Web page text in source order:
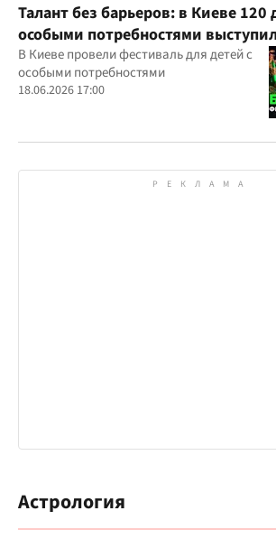
Талант без барьеров: в Киеве 120
особыми потребностями
всеукраинском фестивале
В Киеве провели фестиваль для детей с
особыми потребностями
18.06.2026 17:00
Астрология